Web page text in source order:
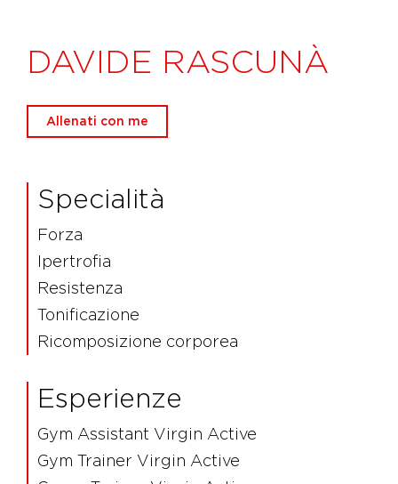
DAVIDE RASCUNÀ
Allenati con me
Specialità
Forza
Ipertrofia
Resistenza
Tonificazione
Ricomposizione corporea
Esperienze
Gym Assistant Virgin Active
Gym Trainer Virgin Active